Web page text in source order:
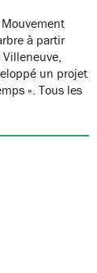
Mouvement
à partir
un projet
». Tous les